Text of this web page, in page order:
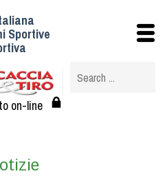
Sportive
on-line
Veterinari federali
e Regolamenti